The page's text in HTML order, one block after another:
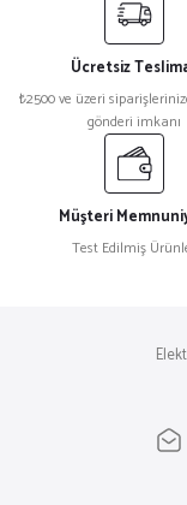
Görüş ve önerileriniz
Ürün resmi
Ürün
Ürün bilgilerinde
Ürün fiyatı diğer
Bu ürüne benzer
Ücretsiz
₺2500 ve üzeri
gönderi imkanı
Müşteri
Test Edilmiş